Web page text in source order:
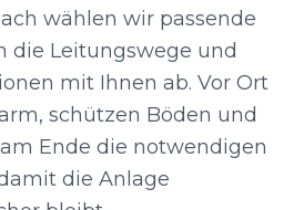
wählen wir passende
die Leitungswege und
mit Ihnen ab. Vor Ort
schützen Böden und
Ende die notwendigen
die Anlage